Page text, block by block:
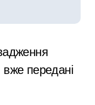
передані